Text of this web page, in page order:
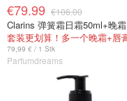
€79.99 €106.00
套装更划算！多一个晚霜+唇
79,99 € / 1 Stk
Parfumdreams